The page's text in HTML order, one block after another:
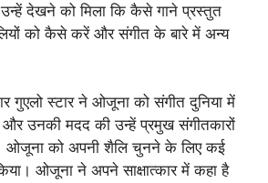
देखने को मिला कि कैसे गाने प्रस्तुत
को कैसे करें और संगीत के बारे में अन्य
गुएलो स्टार ने ओजूना को संगीत दुनिया में
और उनकी मदद की उन्हें प्रमुख संगीतकारों
ओजूना को अपनी शैलि चुनने के लिए कई
ओजूना ने अपने साक्षात्कार में कहा है